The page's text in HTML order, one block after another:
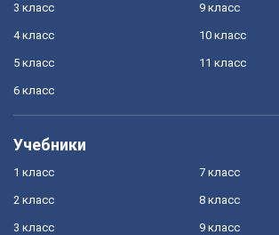
3 класс
4 класс
5 класс
6 класс
9 класс
10 класс
11 класс
Учебники
1 класс
2 класс
3 класс
7 класс
8 класс
9 класс